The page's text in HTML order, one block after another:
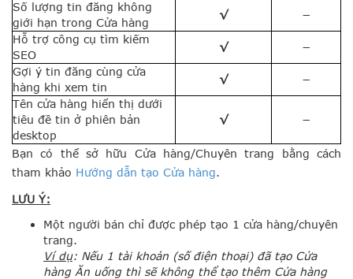
Số lượng tin đăng không
giới hạn trong Cửa hàng
√
−
Hỗ trợ công cụ tìm kiếm
SEO
√
−
Gợi ý tin đăng cùng cửa
hàng khi xem tin
√
−
Tên cửa hàng hiển thị dưới
tiêu đề tin ở phiên bản
desktop
√ −
Bạn có thể sở hữu Cửa hàng/Chuyên trang bằng cách
tham khảo Hướng dẫn tạo Cửa hàng.
LƯU Ý:
Một người bán chỉ được phép tạo 1 cửa hàng/chuyên
trang.
Ví dụ: Nếu 1 tài khoản (số điện thoại) đã tạo Cửa
hàng Ăn uống thì sẽ không thể tạo thêm Cửa hàng